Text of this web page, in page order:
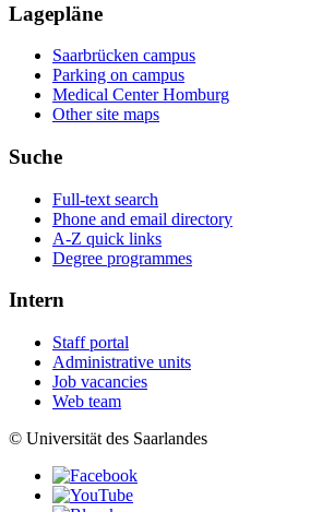
Lagepläne
Saarbrücken campus
Parking on campus
Medical Center Homburg
Other site maps
Suche
Full-text search
Phone and email directory
A-Z quick links
Degree programmes
Intern
Staff portal
Administrative units
Job vacancies
Web team
© Universität des Saarlandes